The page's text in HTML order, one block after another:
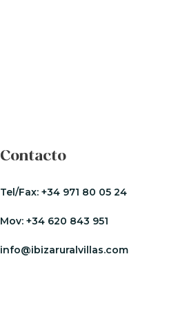
Contacto
Tel/Fax: +34 971 80 05 24
Mov: +34 620 843 951
info@ibizaruralvillas.com